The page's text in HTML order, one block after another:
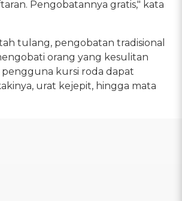
Pengobatannya gratis," kata
tulang, pengobatan tradisional
orang yang kesulitan
kursi roda dapat
urat kejepit, hingga mata